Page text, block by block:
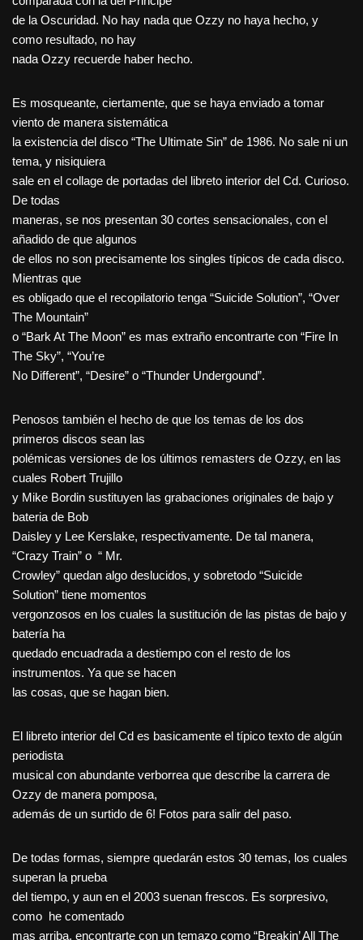
de la Oscuridad. No hay nada que Ozzy no haya hecho, y
como resultado, no hay
nada Ozzy recuerde haber hecho.
Es mosqueante, ciertamente, que se haya enviado a tomar
viento de manera sistemática
la existencia del disco “The Ultimate Sin” de 1986. No sale ni un
tema, y nisiquiera
sale en el collage de portadas del libreto interior del Cd. Curioso.
De todas
maneras, se nos presentan 30 cortes sensacionales, con el
añadido de que algunos
de ellos no son precisamente los singles típicos de cada disco.
Mientras que
es obligado que el recopilatorio tenga “Suicide Solution”, “Over
The Mountain”
o “Bark At The Moon” es mas extraño encontrarte con “Fire In
The Sky”, “You’re
No Different”, “Desire” o “Thunder Undergound”.
Penosos también el hecho de que los temas de los dos
primeros discos sean las
polémicas versiones de los últimos remasters de Ozzy, en las
cuales Robert Trujillo
y Mike Bordin sustituyen las grabaciones originales de bajo y
bateria de Bob
Daisley y Lee Kerslake, respectivamente. De tal manera,
“Crazy Train” o “ Mr.
Crowley” quedan algo deslucidos, y sobretodo “Suicide
Solution” tiene momentos
vergonzosos en los cuales la sustitución de las pistas de bajo y
batería ha
quedado encuadrada a destiempo con el resto de los
instrumentos. Ya que se hacen
las cosas, que se hagan bien.
El libreto interior del Cd es basicamente el típico texto de algún
periodista
musical con abundante verborrea que describe la carrera de
Ozzy de manera pomposa,
además de un surtido de 6! Fotos para salir del paso.
De todas formas, siempre quedarán estos 30 temas, los cuales
superan la prueba
del tiempo, y aun en el 2003 suenan frescos. Es sorpresivo,
como he comentado
mas arriba, encontrarte con un temazo como “Breakin’ All The